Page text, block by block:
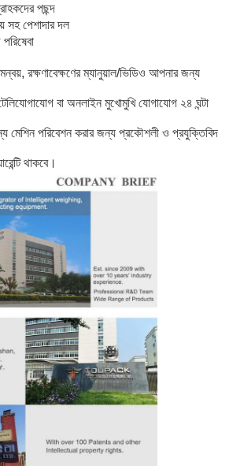
পছন্দ
সহ পেশাদার দল
রক্ষণাবেক্ষণের ম্যানুয়াল/ভিডিও আপনার জন্য
বা অনলাইন মুখোমুখি যোগাযোগ ২৪ ঘন্টা
মেশিন পরিবেশন করার জন্য প্রকৌশলী ও প্রযুক্তিবিদ
থাকবে।